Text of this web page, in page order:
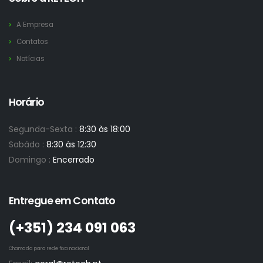
A Empresa
Contatos
Notícias
Horário
Segunda-Sexta : 8:30 às 18:00
Sabádo : 8:30 às 12:30
Domingo : Encerrado
Entregue em Contato
(+351)­ 234 091 063
Chamada para rede fixa nacional